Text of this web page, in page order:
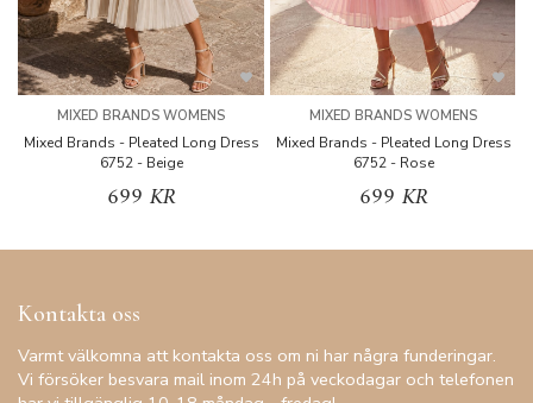
MIXED BRANDS WOMENS
Mixed Brands - Pleated Long Dress
6752 - Beige
699 KR
MIXED BRANDS WOMENS
Mixed Brands - Pleated Long Dress
6752 - Rose
699 KR
Kontakta oss
Varmt välkomna att kontakta oss om ni har några funderingar.
Vi försöker besvara mail inom 24h på veckodagar och telefonen